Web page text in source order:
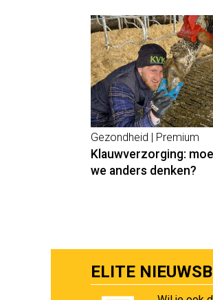
Gezondheid | Premium
Klauwverzorging:
we anders denken?
ELITE